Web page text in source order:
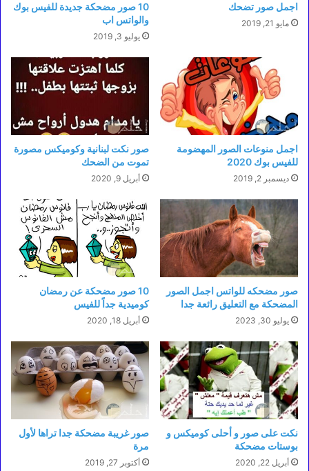
اجمل صور تضحك
مايو 21, 2019
10 صور مضحكة جديدة للفيس بوك
والواتس اب
يوليو 3, 2019
اجمل منوعات الصور المهضومة
للفيس بوك 2020
ديسمبر 2, 2019
صور نكت لبنانية وكوميكس مصورة
تموت من الضحك
أبريل 9, 2020
صور مضحكه للواتس اجمل الصور
المضحكة مع التعليق رائعة جدا
يوليو 30, 2023
10 صور مضحكة عن رمضان
كوميدية جداً للفيس
أبريل 18, 2020
نكت على صور و أحلى كوميكس و
بوستات مضحكة
أبريل 22, 2020
صور غريبة مضحكة جدا تراها لأول
مرة
أكتوبر 27, 2019